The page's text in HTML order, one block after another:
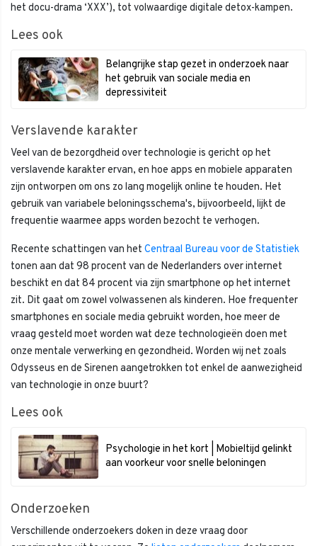
het docu-drama ‘XXX’), tot volwaardige digitale detox-kampen.
Lees ook
Belangrijke stap gezet in onderzoek naar
het gebruik van sociale media en
depressiviteit
Verslavende karakter
Veel van de bezorgdheid over technologie is gericht op het
verslavende karakter ervan, en hoe apps en mobiele apparaten
zijn ontworpen om ons zo lang mogelijk online te houden. Het
gebruik van variabele beloningsschema's, bijvoorbeeld, lijkt de
frequentie waarmee apps worden bezocht te verhogen.
Recente schattingen van het Centraal Bureau voor de Statistiek
tonen aan dat 98 procent van de Nederlanders over internet
beschikt en dat 84 procent via zijn smartphone op het internet
zit. Dit gaat om zowel volwassenen als kinderen. Hoe frequenter
smartphones en sociale media gebruikt worden, hoe meer de
vraag gesteld moet worden wat deze technologieën doen met
onze mentale verwerking en gezondheid. Worden wij net zoals
Odysseus en de Sirenen aangetrokken tot enkel de aanwezigheid
van technologie in onze buurt?
Lees ook
Psychologie in het kort | Mobieltijd gelinkt
aan voorkeur voor snelle beloningen
Onderzoeken
Verschillende onderzoekers doken in deze vraag door